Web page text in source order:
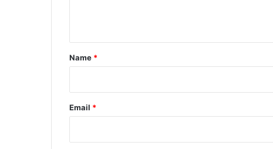
*
Name *
Email *